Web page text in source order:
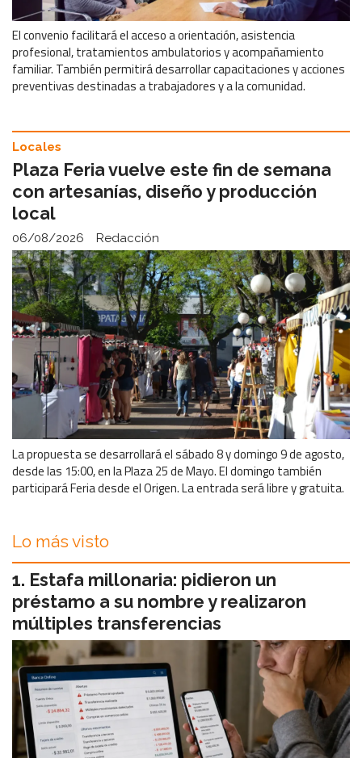
El convenio facilitará el acceso a orientación, asistencia
profesional, tratamientos ambulatorios y acompañamiento
familiar. También permitirá desarrollar capacitaciones y acciones
preventivas destinadas a trabajadores y a la comunidad.
Plaza Feria vuelve este fin de semana
con artesanías, diseño y producción
local
Redacción
Locales
06/08/2026
La propuesta se desarrollará el sábado 8 y domingo 9 de agosto,
desde las 15:00, en la Plaza 25 de Mayo. El domingo también
participará Feria desde el Origen. La entrada será libre y gratuita.
Lo más visto
Estafa millonaria: pidieron un
préstamo a su nombre y realizaron
múltiples transferencias